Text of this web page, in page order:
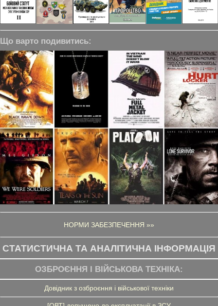
Що варто подивитись:
НОРМИ ЗАБЕЗПЕЧЕННЯ »»
СТАТИСТИЧНА ТА АНАЛІТИЧНА ІНФОРМАЦІЯ
ОЗБРОЄННЯ І ВІЙСЬКОВА ТЕХНІКА:
Довідник з озброєння і військової техніки